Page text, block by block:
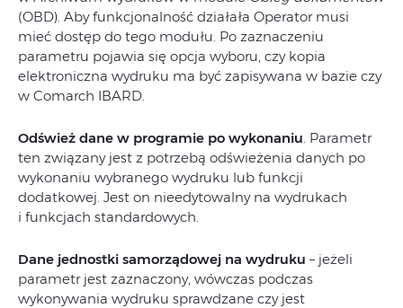
(OBD). Aby funkcjonalność działała Operator musi
mieć dostęp do tego modułu. Po zaznaczeniu
parametru pojawia się opcja wyboru, czy kopia
elektroniczna wydruku ma być zapisywana w bazie czy
w Comarch IBARD.
Odśwież dane w programie po wykonaniu. Parametr
ten związany jest z potrzebą odświeżenia danych po
wykonaniu wybranego wydruku lub funkcji
dodatkowej. Jest on nieedytowalny na wydrukach
i funkcjach standardowych.
Dane jednostki samorządowej na wydruku – jeżeli
parametr jest zaznaczony, wówczas podczas
wykonywania wydruku sprawdzane czy jest